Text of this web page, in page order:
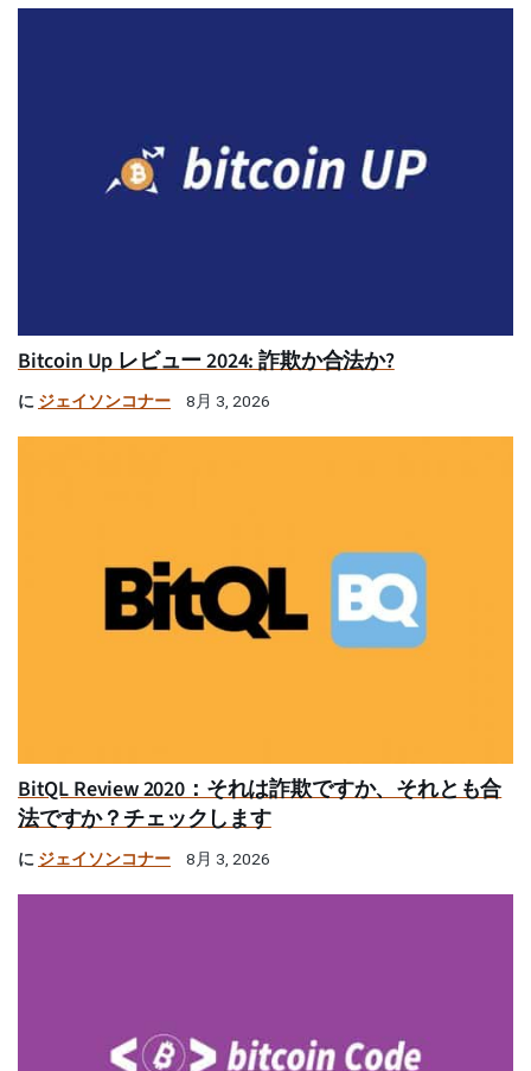
Bitcoin Up レビュー 2024: 詐欺か合法か?
に ジェイソンコナー 8月 3, 2026
BitQL Review 2020：それは詐欺ですか、それとも合
法ですか？チェックします
に ジェイソンコナー 8月 3, 2026